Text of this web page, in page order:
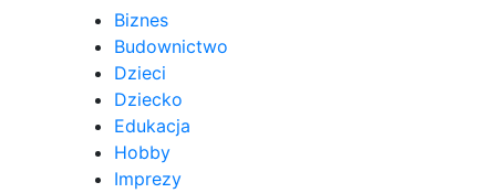
Biznes
Budownictwo
Dzieci
Dziecko
Edukacja
Hobby
Imprezy